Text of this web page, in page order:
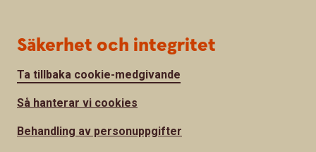
Säkerhet och integritet
Ta tillbaka cookie-medgivande
Så hanterar vi cookies
Behandling av personuppgifter